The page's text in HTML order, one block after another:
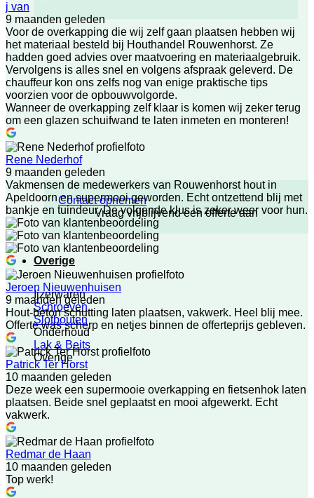
Contact opnemen
Vraag vrijblijvend een offerte aan
Overige
Ijzerwaren
Schroeven
Slotbouten
Onderhoud
Lak & Beits
Overige
j van
9 maanden geleden
Voor de overkapping die wij zelf gaan plaatsen hebben wij
het materiaal besteld bij Houthandel Rouwenhorst. Ze
hadden goed advies over maatvoering en materiaalgebruik.
Vervolgens is alles snel en volgens afspraak geleverd. De
chauffeur kon ons zelfs nog van enige praktische tips
voorzien voor de opbouwvolgorde.
Wanneer de overkapping zelf klaar is komen wij zeker terug
om een glazen schuifwand te laten inmeten en monteren!
Rene Nederhof
9 maanden geleden
Vakmensen de medewerkers van Rouwenhorst hout in
Apeldoorn en supermooi geworden. Echt ontzettend blij met
bankje en tuindeur. De volgende klus is zeker weer voor hun.
Jeroen Nieuwenhuisen
9 maanden geleden
Hout-beton schutting laten plaatsen, vakwerk. Heel blij mee.
Offerte was scherp en netjes binnen de offerteprijs gebleven.
Patrick Ter Horst
10 maanden geleden
Deze week een supermooie overkapping en fietsenhok laten
plaatsen. Beide snel geplaatst en mooi afgewerkt. Echt
vakwerk.
Redmar de Haan
10 maanden geleden
Top werk!